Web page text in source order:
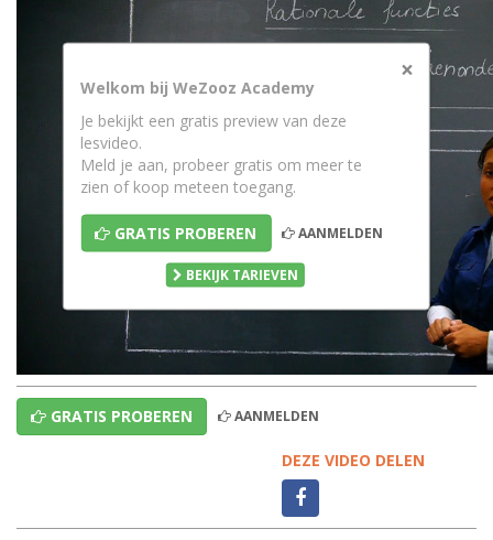
×
Welkom bij WeZooz Academy
Je bekijkt een gratis preview van deze
lesvideo.
Meld je aan, probeer gratis om meer te
zien of koop meteen toegang.
GRATIS PROBEREN AANMELDEN
BEKIJK TARIEVEN
GRATIS PROBEREN AANMELDEN
DEZE VIDEO DELEN